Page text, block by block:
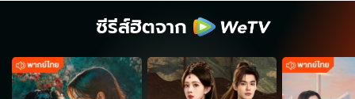
ซีรีส์ฮิตจาก